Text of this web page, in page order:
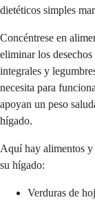
dietéticos simples
Concéntrese en
eliminar los
integrales y
necesita para
apoyan un peso
hígado.
Aquí hay alimentos y
su hígado:
Verduras de